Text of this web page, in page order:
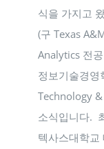
식을 가지고
(구 Texas
Analytics 전
정보기술경
Technology
소식입니다.
텍사스대학교